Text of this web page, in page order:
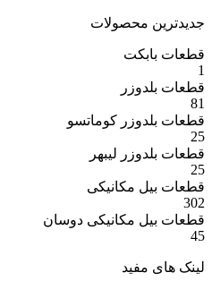
محصولات
کوماتسو
لیبهر
مکانیکی
مکانیکی دوسان